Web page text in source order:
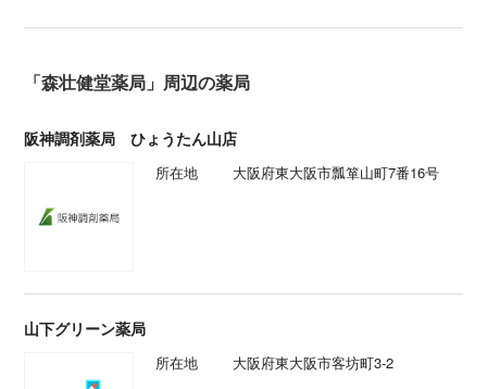
「森壮健堂薬局」周辺の薬局
阪神調剤薬局 ひょうたん山店
所在地 大阪府東大阪市瓢箪山町7番16号
山下グリーン薬局
所在地 大阪府東大阪市客坊町3-2